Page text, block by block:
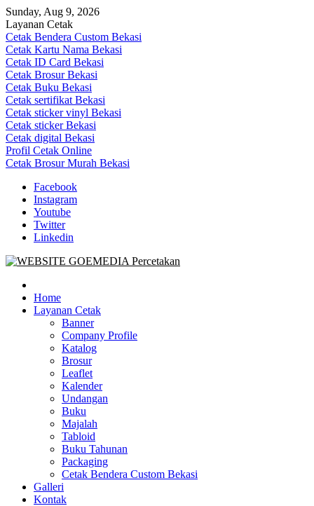
Skip
to
content
Sunday, Aug 9, 2026
Layanan Cetak
Cetak Bendera Custom Bekasi
Cetak Kartu Nama Bekasi
Cetak ID Card Bekasi
Cetak Brosur Bekasi
Cetak Buku Bekasi
Cetak sertifikat Bekasi
Cetak sticker vinyl Bekasi
Cetak sticker Bekasi
Cetak digital Bekasi
Profil Cetak Online
Cetak Brosur Murah Bekasi
Facebook
Instagram
Youtube
Twitter
Linkedin
Goe Media Percetakan | 0822-4439-5599 (Call/WA)
0822-4439-5599 (Call/WA) Percetakan jasa cetak banner buku yasin
invoice kartu nama label map nota spanduk stiker undangan
pernikahan murah online 24 jam
Home
Layanan Cetak
Banner
Company Profile
Katalog
Brosur
Leaflet
Kalender
Undangan
Buku
Majalah
Tabloid
Buku Tahunan
Packaging
Cetak Bendera Custom Bekasi
Galleri
Kontak